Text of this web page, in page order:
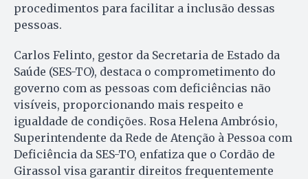
procedimentos para facilitar a inclusão dessas
pessoas.
Carlos Felinto, gestor da Secretaria de Estado da
Saúde (SES-TO), destaca o comprometimento do
governo com as pessoas com deficiências não
visíveis, proporcionando mais respeito e
igualdade de condições. Rosa Helena Ambrósio,
Superintendente da Rede de Atenção à Pessoa com
Deficiência da SES-TO, enfatiza que o Cordão de
Girassol visa garantir direitos frequentemente